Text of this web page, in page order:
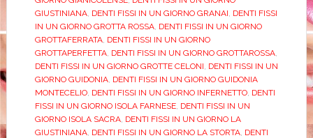
GIUSTINIANA, DENTI FISSI IN UN GIORNO GRANAI DENTI FISSI
IN UN GIORNO GROTTA ROSSA, DENTI FISSI IN UN GIORNO
GROTTAFERRATA, DENTI FISSI IN UN GIORNO
GROTTAPERFETTA, DENTI FISSI IN UN GIORNO GROTTAROSSA,
DENTI FISSI IN UN GIORNO GROTTE CELONI DENTI FISSI IN UN
GIORNO GUIDONIA, DENTI FISSI IN UN GIORNO GUIDONIA
MONTECELIO, DENTI FISSI IN UN GIORNO INFERNETTO, DENTI
FISSI IN UN GIORNO ISOLA FARNESE, DENTI FISSI IN UN
GIORNO ISOLA SACRA, DENTI FISSI IN UN GIORNO LA
GIUSTINIANA, DENTI FISSI IN UN GIORNO LA STORTA, DENTI